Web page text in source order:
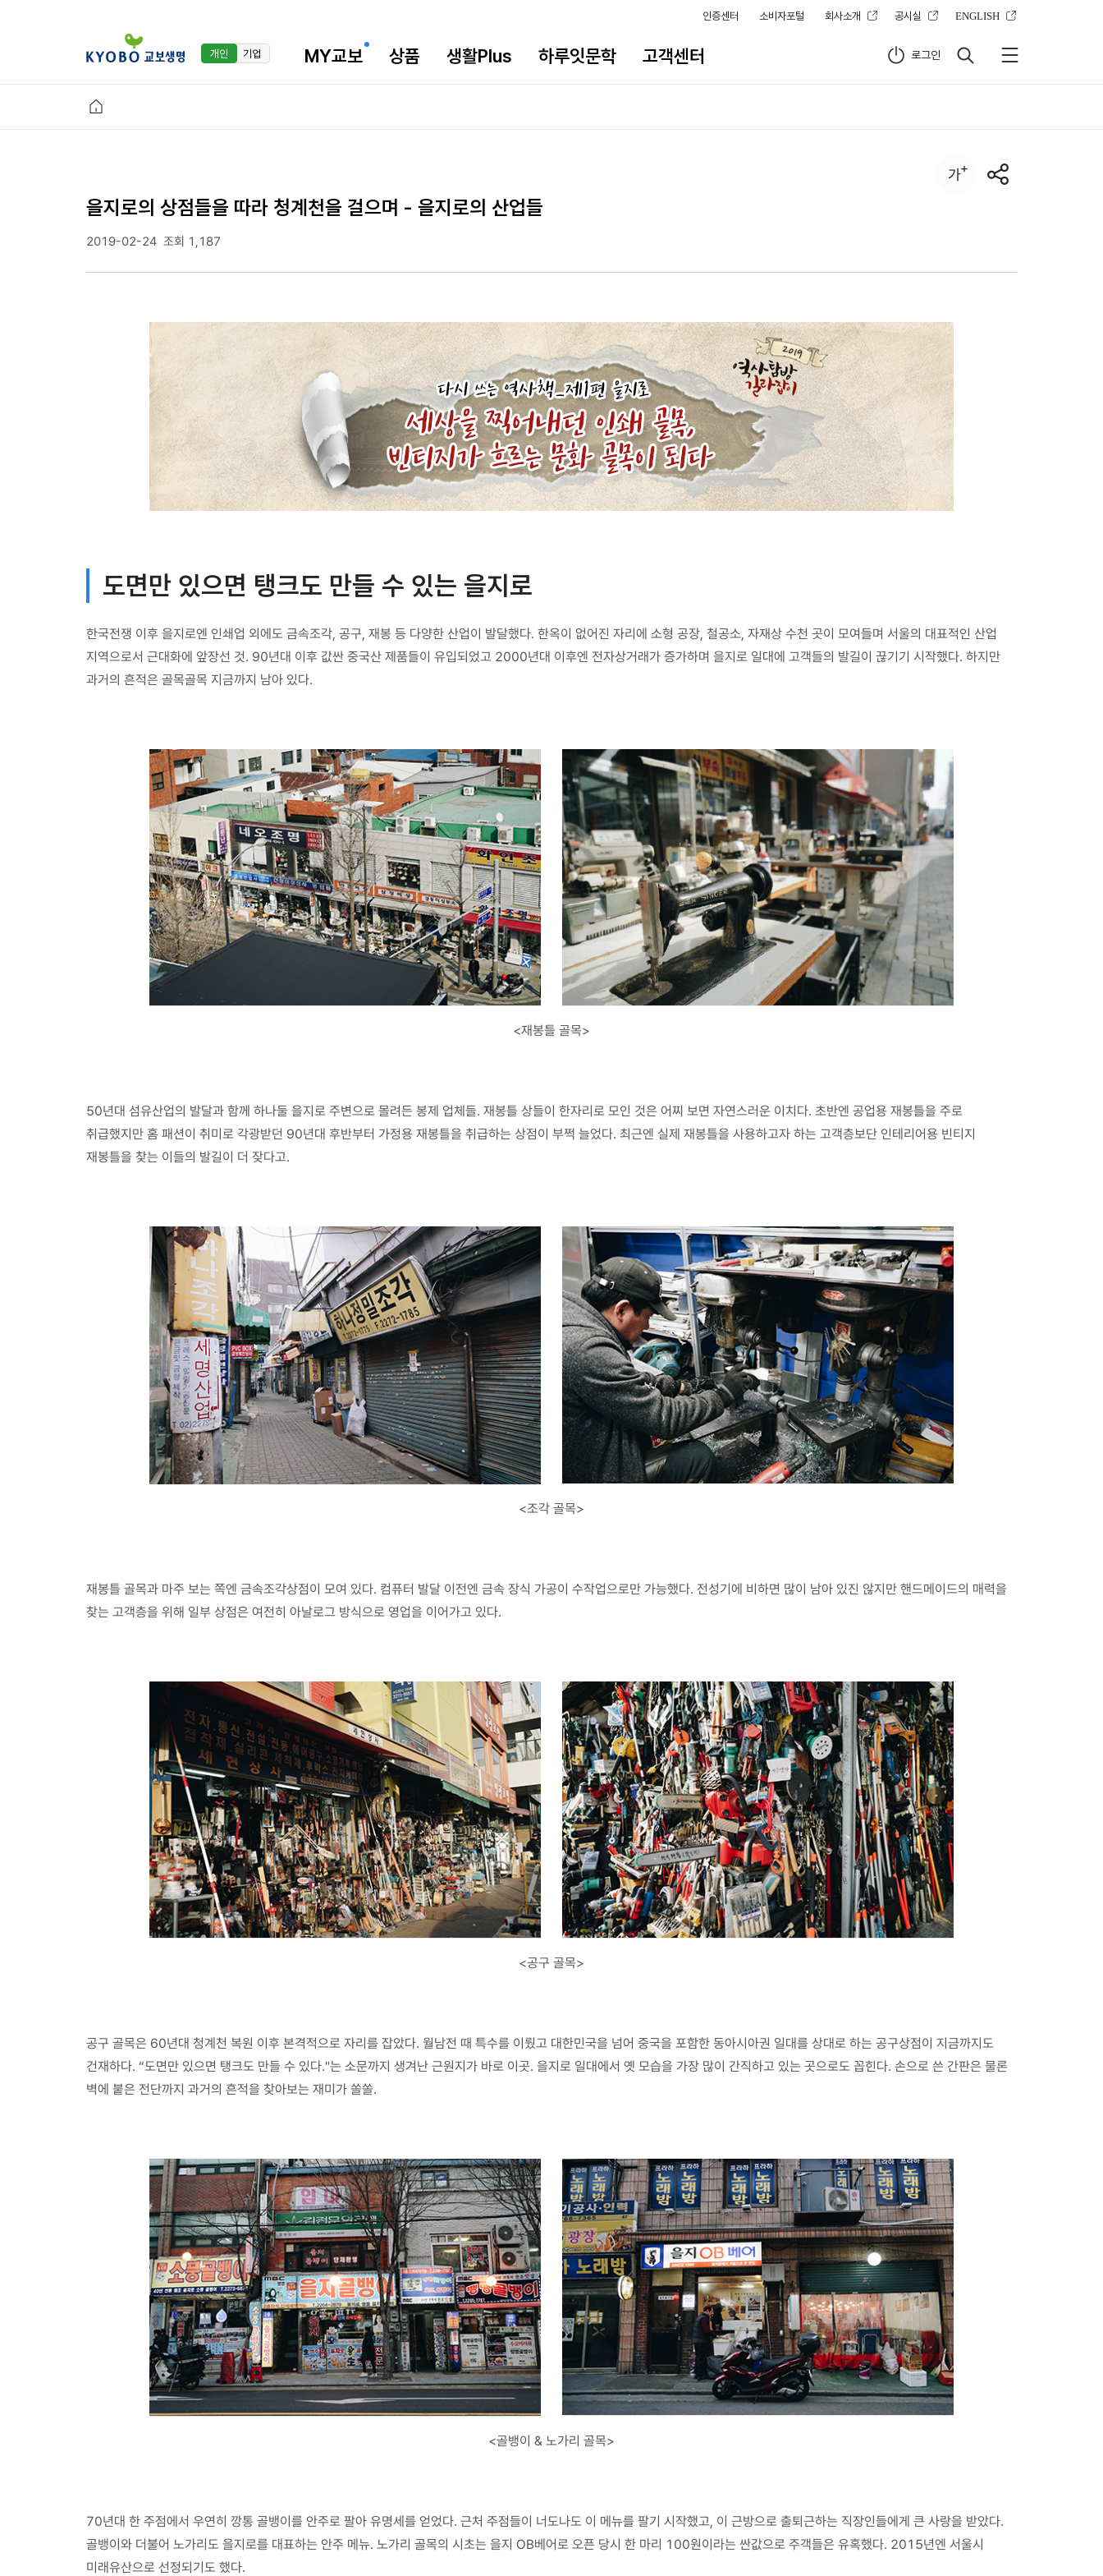
인증센터 소비자포털 회사소개 공시실 ENGLISH
개인 기업 MY교보 상품 생활Plus 하루잇문학 고객센터 로그인
을지로의 상점들을 따라 청계천을 걸으며 - 을지로의 산업들
2019-02-24 조회 1,187
도면만 있으면 탱크도 만들 수 있는 을지로
한국전쟁 이후 을지로엔 인쇄업 외에도 금속조각, 공구, 재봉 등 다양한 산업이 발달했다. 한옥이 없어진 자리에 소형 공장, 철공소, 자재상 수천 곳이 모여들며 서울의 대표적인 산업
지역으로서 근대화에 앞장선 것. 90년대 이후 값싼 중국산 제품들이 유입되었고 2000년대 이후엔 전자상거래가 증가하며 을지로 일대에 고객들의 발길이 끊기기 시작했다. 하지만
과거의 흔적은 골목골목 지금까지 남아 있다.
<재봉틀 골목>
50년대 섬유산업의 발달과 함께 하나둘 을지로 주변으로 몰려든 봉제 업체들. 재봉틀 상들이 한자리로 모인 것은 어찌 보면 자연스러운 이치다. 초반엔 공업용 재봉틀을 주로
취급했지만 홈 패션이 취미로 각광받던 90년대 후반부터 가정용 재봉틀을 취급하는 상점이 부쩍 늘었다. 최근엔 실제 재봉틀을 사용하고자 하는 고객층보단 인테리어용 빈티지
재봉틀을 찾는 이들의 발길이 더 잦다고.
<조각 골목>
재봉틀 골목과 마주 보는 쪽엔 금속조각상점이 모여 있다. 컴퓨터 발달 이전엔 금속 장식 가공이 수작업으로만 가능했다. 전성기에 비하면 많이 남아 있진 않지만 핸드메이드의 매력을
찾는 고객층을 위해 일부 상점은 여전히 아날로그 방식으로 영업을 이어가고 있다.
<공구 골목>
공구 골목은 60년대 청계천 복원 이후 본격적으로 자리를 잡았다. 월남전 때 특수를 이뤘고 대한민국을 넘어 중국을 포함한 동아시아권 일대를 상대로 하는 공구상점이 지금까지도
건재하다. “도면만 있으면 탱크도 만들 수 있다."는 소문까지 생겨난 근원지가 바로 이곳. 을지로 일대에서 옛 모습을 가장 많이 간직하고 있는 곳으로도 꼽힌다. 손으로 쓴 간판은 물론
벽에 붙은 전단까지 과거의 흔적을 찾아보는 재미가 쏠쏠.
<골뱅이 & 노가리 골목>
70년대 한 주점에서 우연히 깡통 골뱅이를 안주로 팔아 유명세를 얻었다. 근처 주점들이 너도나도 이 메뉴를 팔기 시작했고, 이 근방으로 출퇴근하는 직장인들에게 큰 사랑을 받았다.
골뱅이와 더불어 노가리도 을지로를 대표하는 안주 메뉴. 노가리 골목의 시초는 을지 OB베어로 오픈 당시 한 마리 100원이라는 싼값으로 주객들은 유혹했다. 2015년엔 서울시
미래유산으로 선정되기도 했다.